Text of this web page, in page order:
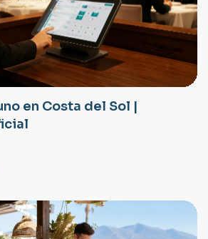
en Costa del Sol |